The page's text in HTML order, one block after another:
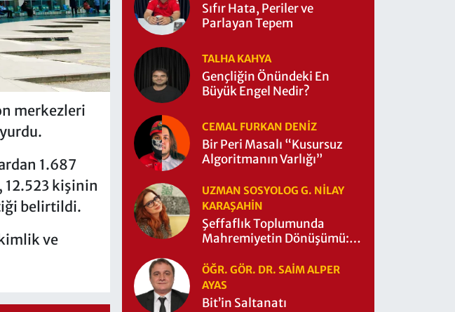
merkezleri
1.687
12.523 kişinin
belirtildi.
ve
Sıfır Hata, Periler ve
Parlayan Tepem
TALHA KAHYA
Gençliğin Önündeki En
Büyük Engel Nedir?
CEMAL FURKAN DENİZ
Bir Peri Masalı “Kusursuz
Algoritmanın Varlığı”
UZMAN SOSYOLOG G. NILAY
KARAŞAHİN
Şeffaflık Toplumunda
Mahremiyetin Dönüşümü:
Zaman Yıkıldı?
ÖĞR. GÖR. DR. SAIM ALPER
AYAS
Bit’in Saltanatı